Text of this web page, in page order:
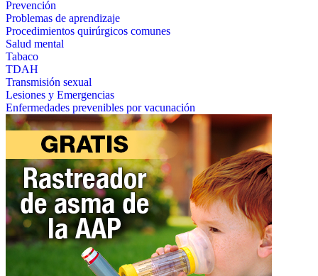
Prevención
Problemas de aprendizaje
Procedimientos quirúrgicos comunes
Salud mental
Tabaco
TDAH
Transmisión sexual
Lesiones y Emergencias
Enfermedades prevenibles por vacunación